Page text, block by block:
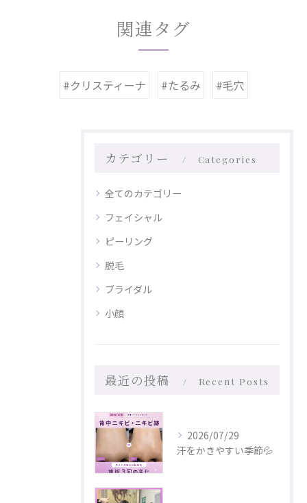
関連タグ
#クリスティーナ #たるみ #毛穴
カテゴリー Categories
全てのカテゴリー
フェイシャル
ピーリング
脱毛
ブライダル
小顔
最近の投稿 Recent Posts
2026/07/29
汗をかきやすい季節💦